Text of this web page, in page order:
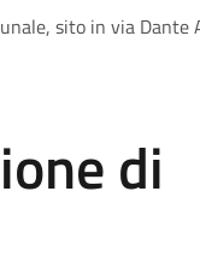
sito in via Dante
di